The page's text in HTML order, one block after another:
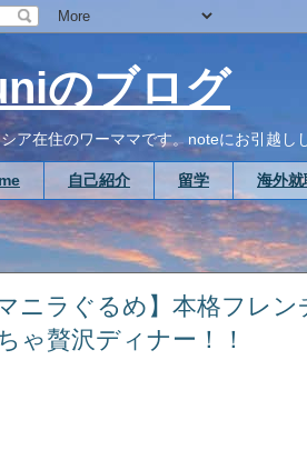
のブログ
ア在住のワーママです。noteにお引越
自己紹介 留学 海外就
マニラぐるめ】本格フレ
ゃ贅沢ディナー！！